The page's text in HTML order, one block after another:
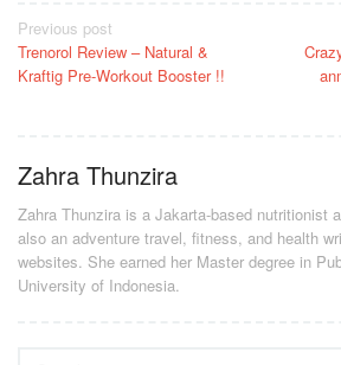
Post
navigation
Previous post
Trenorol Review – Natural &
Kraftig Pre-Workout Booster !!
Zahra Thunzira
Zahra Thunzira is a Jakarta-based nutritionist
also an adventure travel, fitness, and health
websites. She earned her Master degree in
University of Indonesia.